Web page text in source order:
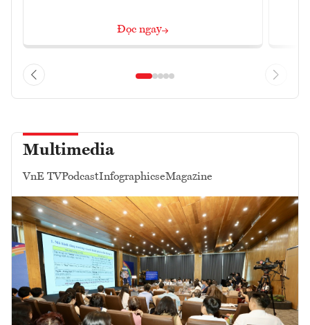
Đọc ngay
Multimedia
VnE TVPodcastInfographicseMagazine